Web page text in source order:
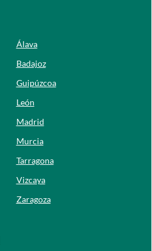
Álava
Badajoz
Guipúzcoa
León
Madrid
Murcia
Tarragona
Vizcaya
Zaragoza